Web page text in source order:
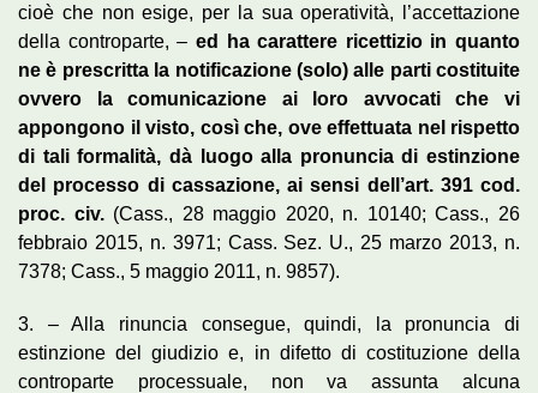
cioè che non esige, per la sua operatività, l’accettazione
della controparte, – ed ha carattere ricettizio in quanto
ne è prescritta la notificazione (solo) alle parti costituite
ovvero la comunicazione ai loro avvocati che vi
appongono il visto, così che, ove effettuata nel rispetto
di tali formalità, dà luogo alla pronuncia di estinzione
del processo di cassazione, ai sensi dell’art. 391 cod.
proc. civ.(Cass., 28 maggio 2020, n. 10140; Cass., 26
febbraio 2015, n. 3971; Cass. Sez. U., 25 marzo 2013, n.
7378; Cass., 5 maggio 2011, n. 9857).
3. – Alla rinuncia consegue, quindi, la pronuncia di
estinzione del giudizio e, in difetto di costituzione della
controparte processuale, non va assunta alcuna